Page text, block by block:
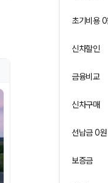
초기비용 0
신차할인
금융비교
신차구매
선납금 0원
보증금